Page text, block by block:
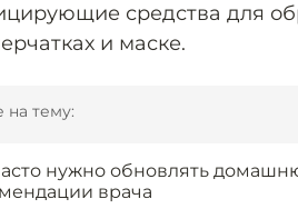
средства для
и маске.
на тему:
нужно обновлять
врача